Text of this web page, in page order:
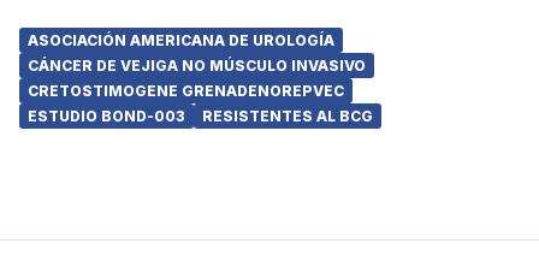
ASOCIACIÓN AMERICANA DE UROLOGÍA
CÁNCER DE VEJIGA NO MÚSCULO INVASIVO
CRETOSTIMOGENE GRENADENOREPVEC
ESTUDIO BOND-003
RESISTENTES AL BCG